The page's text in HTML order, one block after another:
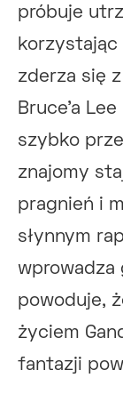
próbuje
korzystając
zderza się
Bruce’a
szybko
znajomy
pragnień i
słynnym
wprowadza
powoduje,
życiem
fantazji